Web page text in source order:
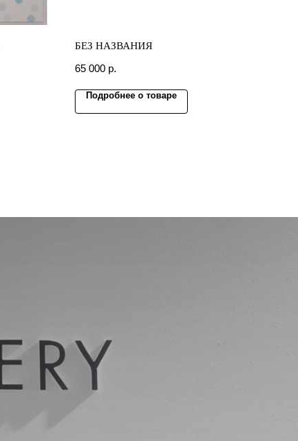
БЕЗ НАЗВАНИЯ
65 000 р.
Подробнее о товаре